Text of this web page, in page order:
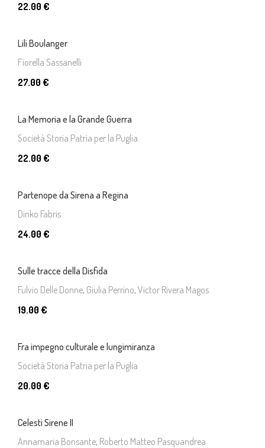
22.00 €
Lili Boulanger
Fiorella Sassanelli
27.00 €
La Memoria e la Grande Guerra
Società Storia Patria per la Puglia
22.00 €
Partenope da Sirena a Regina
Dinko Fabris
24.00 €
Sulle tracce della Disfida
Fulvio Delle Donne, Giulia Perrino, Victor Rivera Magos
19.00 €
Fra impegno culturale e lungimiranza
Società Storia Patria per la Puglia
20.00 €
Celesti Sirene II
Annamaria Bonsante, Roberto Matteo Pasquandrea